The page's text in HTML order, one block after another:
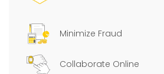
Minimize Fraud
Collaborate Online